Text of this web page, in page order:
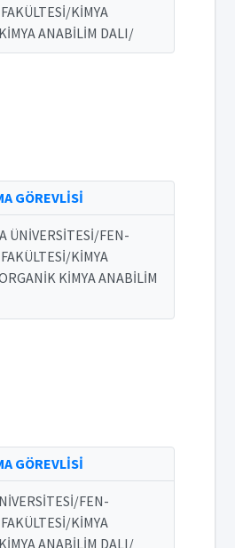
KİMYA
ANABİLİM DALI/
GÖREVLİSİ
ÜNİVERSİTESİ/FEN-
KİMYA
KİMYA ANABİLİM
GÖREVLİSİ
FEN-
KİMYA
ANABİLİM DALI/